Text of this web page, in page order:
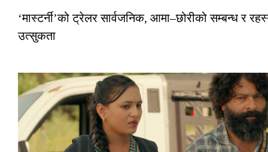
‘मास्टर्नी’को ट्रेलर सार्वजनिक, आमा–छोरीको सम्बन्ध र
उत्सुकता